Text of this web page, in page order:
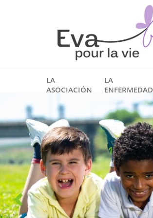
LA
ASOCIACIÓN
LA
ENFERMEDAD